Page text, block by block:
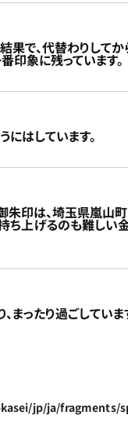
、代替わりして
印象に残っています。
はしています。
印は、埼玉県嵐山
ち上げるのも難し
たり過ごしていま
jp/ja/fragments/